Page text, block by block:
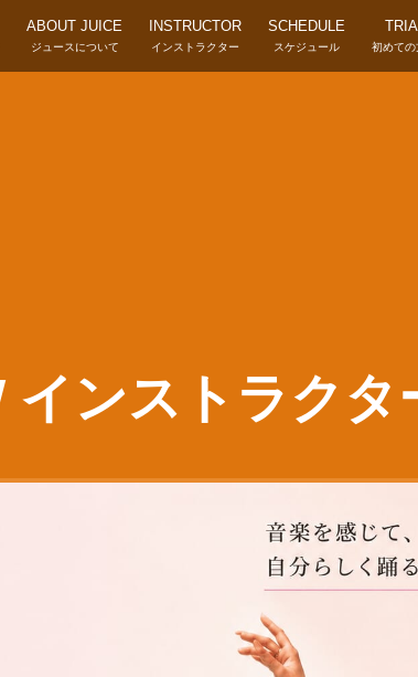
ABOUT JUICE
ジュースについて
INSTRUCTOR
インストラクター
SCHEDULE
スケジュール 初めての
インストラク